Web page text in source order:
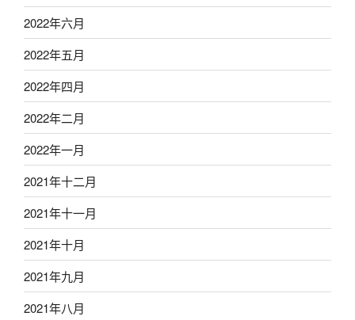
2022年六月
2022年五月
2022年四月
2022年二月
2022年一月
2021年十二月
2021年十一月
2021年十月
2021年九月
2021年八月